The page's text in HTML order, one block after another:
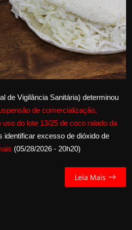
de Vigilância Sanitária) determinou
de comercialização,
do lote 13/25 de coco ralado da
identificar excesso de dióxido de
(05/28/2026 - 20h20)
Leia Mais